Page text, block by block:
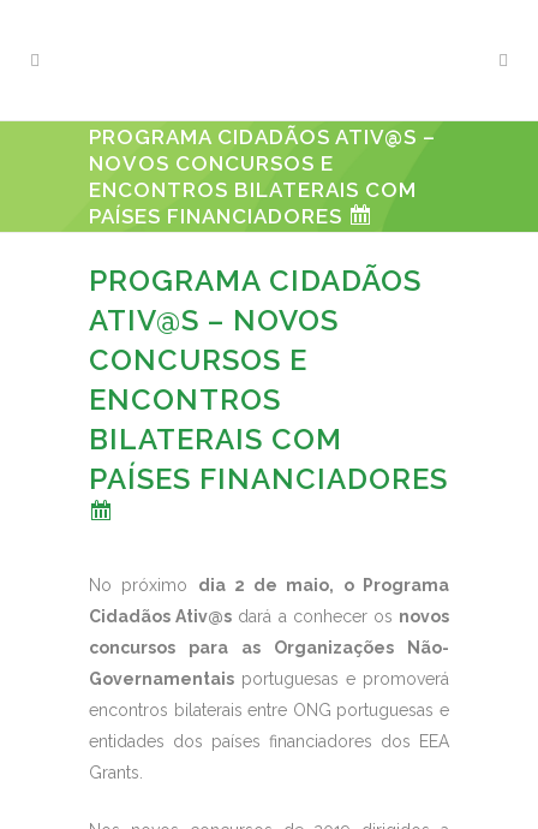
PROGRAMA CIDADÃOS ATIV@S –
NOVOS CONCURSOS E
ENCONTROS BILATERAIS COM
PAÍSES FINANCIADORES
PROGRAMA CIDADÃOS
ATIV@S – NOVOS
CONCURSOS E
ENCONTROS
BILATERAIS COM
PAÍSES FINANCIADORES
No próximo dia 2 de maio, o Programa
Cidadãos Ativ@s dará a conhecer os novos
concursos para as Organizações Não-
Governamentais portuguesas e promoverá
encontros bilaterais entre ONG portuguesas e
entidades dos países financiadores dos EEA
Grants.